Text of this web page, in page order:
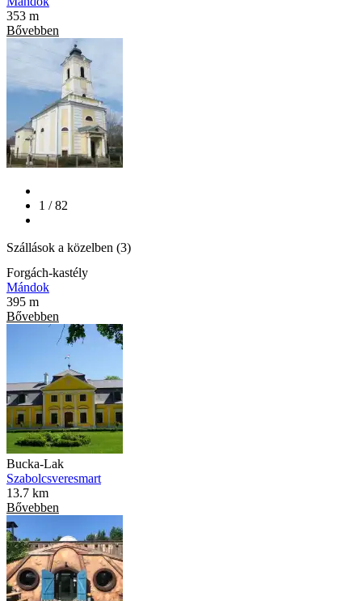
353 m
Bővebben
1 / 82
Szállások a közelben (3)
Forgách-kastély
Mándok
395 m
Bővebben
Bucka-Lak
Szabolcsveresmart
13.7 km
Bővebben